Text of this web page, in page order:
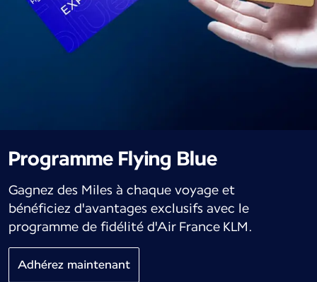
Programme Flying Blue
Gagnez des Miles à chaque voyage et
bénéficiez d'avantages exclusifs avec le
programme de fidélité d'Air France KLM.
Adhérez maintenant